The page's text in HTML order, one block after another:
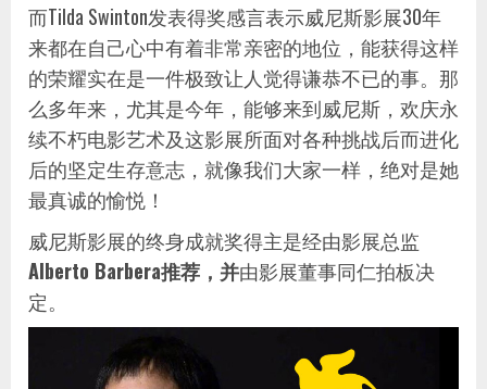
而Tilda Swinton发表得奖感言表示威尼斯影展30年
来都在自己心中有着非常亲密的地位，能获得这样
的荣耀实在是一件极致让人觉得谦恭不已的事。那
么多年来，尤其是今年，能够来到威尼斯，欢庆永
续不朽电影艺术及这影展所面对各种挑战后而进化
后的坚定生存意志，就像我们大家一样，绝对是她
最真诚的愉悦！
威尼斯影展的终身成就奖得主是经由影展总监
Alberto Barbera推荐，并由影展董事同仁拍板决
定。